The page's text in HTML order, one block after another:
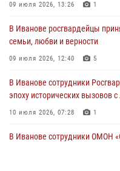
празднования Дня Крещения
09 июля 2026, 13:26 1
В Иванове росгвардейцы
семьи, любви и верности
09 июля 2026, 12:40 5
В Иванове сотрудники
эпоху исторических вызовов
10 июля 2026, 07:28 1
В Иванове сотрудники ОМОН